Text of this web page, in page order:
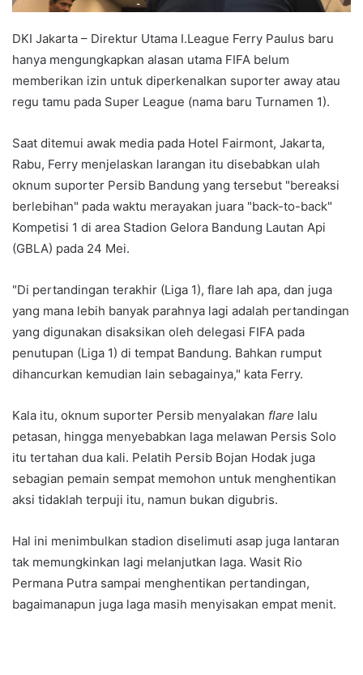
DKI Jakarta – Direktur Utama I.League Ferry Paulus baru
hanya mengungkapkan alasan utama FIFA belum
memberikan izin untuk diperkenalkan suporter away atau
regu tamu pada Super League (nama baru Turnamen 1).
Saat ditemui awak media pada Hotel Fairmont, Jakarta,
Rabu, Ferry menjelaskan larangan itu disebabkan ulah
oknum suporter Persib Bandung yang tersebut "bereaksi
berlebihan" pada waktu merayakan juara "back-to-back"
Kompetisi 1 di area Stadion Gelora Bandung Lautan Api
(GBLA) pada 24 Mei.
"Di pertandingan terakhir (Liga 1), flare lah apa, dan juga
yang mana lebih banyak parahnya lagi adalah pertandingan
yang digunakan disaksikan oleh delegasi FIFA pada
penutupan (Liga 1) di tempat Bandung. Bahkan rumput
dihancurkan kemudian lain sebagainya," kata Ferry.
Kala itu, oknum suporter Persib menyalakan flare lalu
petasan, hingga menyebabkan laga melawan Persis Solo
itu tertahan dua kali. Pelatih Persib Bojan Hodak juga
sebagian pemain sempat memohon untuk menghentikan
aksi tidaklah terpuji itu, namun bukan digubris.
Hal ini menimbulkan stadion diselimuti asap juga lantaran
tak memungkinkan lagi melanjutkan laga. Wasit Rio
Permana Putra sampai menghentikan pertandingan,
bagaimanapun juga laga masih menyisakan empat menit.